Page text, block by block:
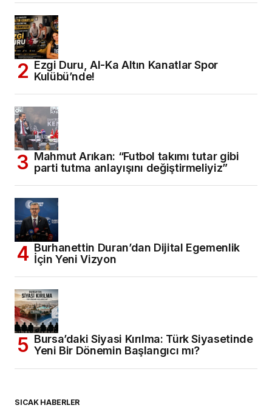
Ezgi Duru, Al-Ka Altın Kanatlar Spor
Kulübü’nde!
Mahmut Arıkan: “Futbol takımı tutar gibi
parti tutma anlayışını değiştirmeliyiz”
Burhanettin Duran’dan Dijital Egemenlik
İçin Yeni Vizyon
Bursa’daki Siyasi Kırılma: Türk Siyasetinde
Yeni Bir Dönemin Başlangıcı mı?
SICAK HABERLER